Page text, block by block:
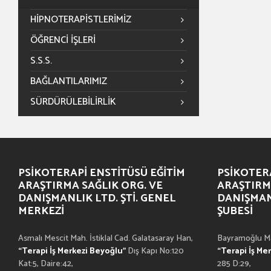
HIPNOTERAPISTLERIMIZ
ÖĞRENCİ İŞLERİ
S.S.S.
BAĞLANTILARIMIZ
SÜRDÜRÜLEBILIRLIK
PSIKOTERAPI ENSTITÜSÜ EĞITIM
ARAŞTIRMA SAĞLIK ORG. VE
DANIŞMANLIK LTD. ŞTI. GENEL
MERKEZI
Asmalı Mescit Mah. İstiklal Cad. Galatasaray Han,
“Terapi İş Merkezi Beyoğlu”Dış Kapı No:120
Kat:5, Daire:42,
ŞUBESI
Bayramoğlu
“Terapi İş
285 D:29,